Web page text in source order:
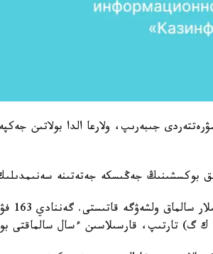
جىبەرىپ، ولارعا الدا بولاتىن
بوكسشىنىڭ جەڭىسكە جەتەتىنە